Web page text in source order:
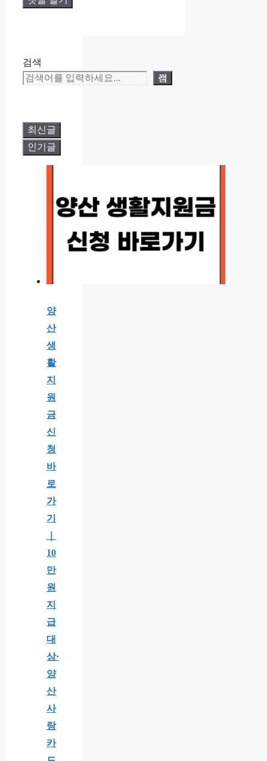
검색
검색
최신글
인기글
양
산
생
활
지
원
금
신
청
바
로
가
기
10
만
원
지
급
대
상·
양
산
사
랑
카